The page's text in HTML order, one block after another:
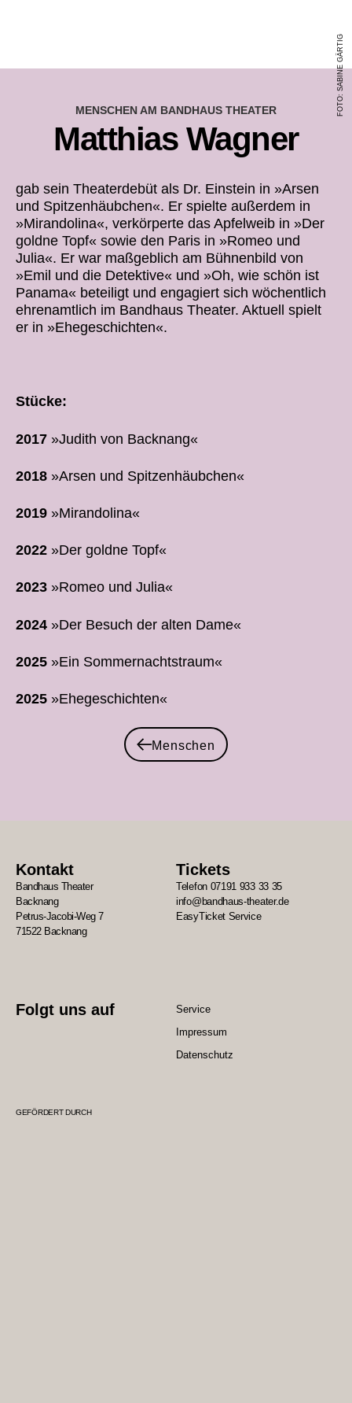
MENSCHEN AM BANDHAUS THEATER FOTO: SABINE GÄRTIG
Matthias Wagner
gab sein Theaterdebüt als Dr. Einstein in »Arsen
und Spitzenhäubchen«. Er spielte außerdem in
»Mirandolina«, verkörperte das Apfelweib in »Der
goldne Topf« sowie den Paris in »Romeo und
Julia«. Er war maßgeblich am Bühnenbild von
»Emil und die Detektive« und »Oh, wie schön ist
Panama« beteiligt und engagiert sich wöchentlich
ehrenamtlich im Bandhaus Theater. Aktuell spielt
er in »Ehegeschichten«.
Stücke:
2017 »Judith von Backnang«
2018 »Arsen und Spitzenhäubchen«
2019 »Mirandolina«
2022 »Der goldne Topf«
2023 »Romeo und Julia«
2024 »Der Besuch der alten Dame«
2025 »Ein Sommernachtstraum«
2025 »Ehegeschichten«
Menschen
Kontakt
Bandhaus Theater
Backnang
Petrus-Jacobi-Weg 7
71522 Backnang
Tickets
Telefon 07191 933 33 35
info@bandhaus-theater.de
EasyTicket Service
Folgt uns auf
Service
Impressum
Datenschutz
GEFÖRDERT DURCH